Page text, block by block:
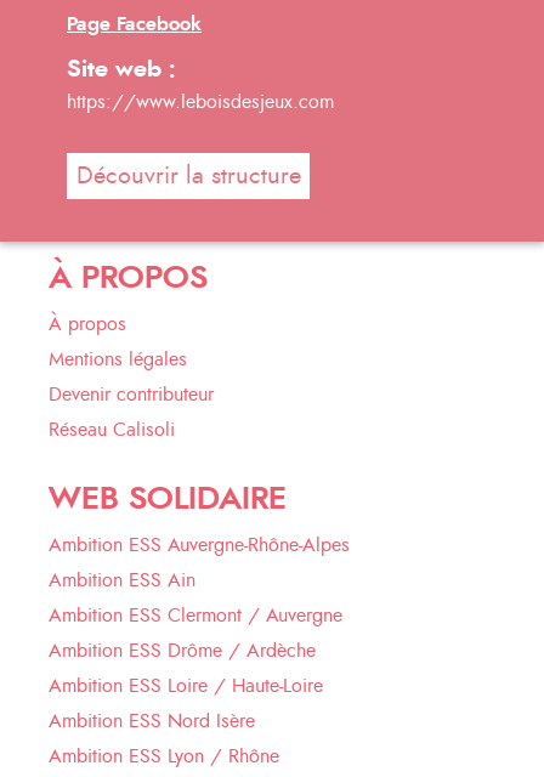
Page Facebook
Site web :
https://www.leboisdesjeux.com
Découvrir la structure
À PROPOS
À propos
Mentions légales
Devenir contributeur
Réseau Calisoli
WEB SOLIDAIRE
Ambition ESS Auvergne-Rhône-Alpes
Ambition ESS Ain
Ambition ESS Clermont / Auvergne
Ambition ESS Drôme / Ardèche
Ambition ESS Loire / Haute-Loire
Ambition ESS Nord Isère
Ambition ESS Lyon / Rhône